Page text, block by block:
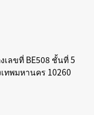
เลขที่ BE508 ชั้นที่ 5
ทพมหานคร 10260